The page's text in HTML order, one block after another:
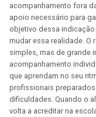
acompanhamento fora
apoio necessário para
objetivo dessa indicação
mudar essa realidade. O
simples, mas de grande
acompanhamento
que aprendam no seu
profissionais
dificuldades. Quando o
volta a acreditar na